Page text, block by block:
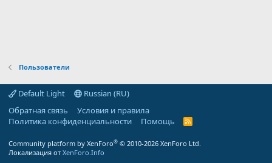
Пользователи
Default Light
Russian (RU)
Обратная связь
Условия и правила
Политика конфиденциальности
Помощь
R
Community platform by XenForo® © 2010-2026 XenForo Ltd.
Локализация от XenForo.Info